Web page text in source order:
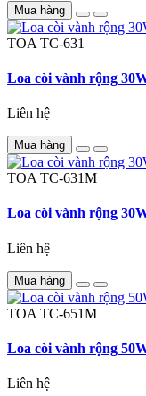
Mua hàng
TOA TC-631
Loa còi vành rộng
Liên hệ
Mua hàng
TOA TC-631M
Loa còi vành rộng
Liên hệ
Mua hàng
TOA TC-651M
Loa còi vành rộng
Liên hệ